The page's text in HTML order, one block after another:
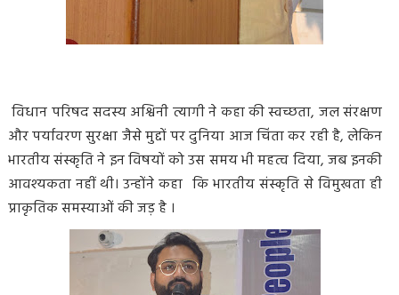
विधान परिषद सदस्य अश्विनी त्यागी ने कहा की स्वच्छता, जल संरक्षण
और पर्यावरण सुरक्षा जैसे मुद्दों पर दुनिया आज चिंता कर रही है, लेकिन
भारतीय संस्कृति ने इन विषयों को उस समय भी महत्व दिया, जब इनकी
आवश्यकता नहीं थी। उन्होंने कहा कि भारतीय संस्कृति से विमुखता ही
प्राकृतिक समस्याओं की जड़ है ।